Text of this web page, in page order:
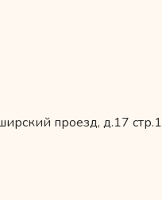
проезд, д.17 стр.1